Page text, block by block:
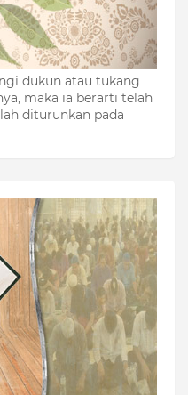
dukun atau tukang
maka ia berarti telah
diturunkan pada